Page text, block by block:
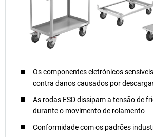
Os componentes eletrónicos
contra danos causados por
As rodas ESD dissipam a tensão de
durante o movimento de rolamento
Conformidade com os padrões